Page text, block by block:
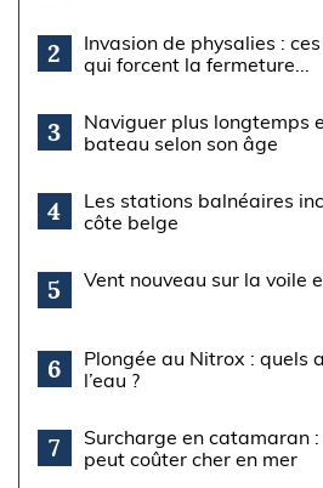
2
Invasion de physalies :
qui forcent la fermeture...
3
Naviguer plus longtemps
bateau selon son âge
4
Les stations balnéaires
côte belge
5 Vent nouveau sur la voile
6
Plongée au Nitrox : quels
l’eau ?
7
Surcharge en catamaran
peut coûter cher en mer